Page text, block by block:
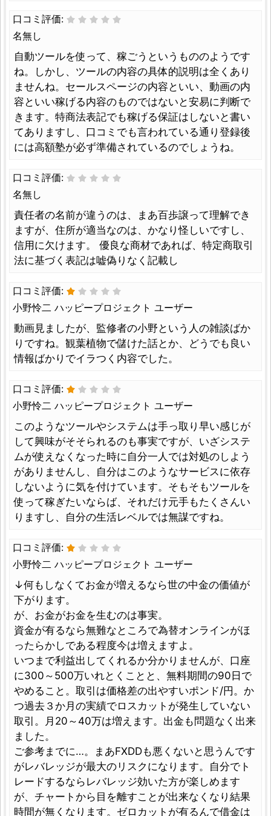
口コミ評価:
名無し
自動ツールを使って、稼ごうというもののようです
ね。しかし、ツールの内容の具体的説明は全くあり
ませんね。セールスページの内容といい、動画の内
容といい稼げる内容のものではないと安易に判断で
きます。特商法表記でも稼げる保証はしないと書い
てありますし、口コミでも言われている通り登録後
には高額塾が必ず準備されているのでしょうね。
口コミ評価:
名無し
責任者の名前が違うのは、まあ百歩譲って理解でき
ますが、住所が適当なのは、かなり怪しいですし、
信用に欠けます。 優良な商材であれば、特定商取引
法に基づく表記は嘘偽りなく記載し
口コミ評価:
小野怜二 ハッピープロジェクト ユーザー
動画見ましたが、監修者の小野という人の雑談ばか
りですね。観葉植物で儲けた話とか、どうでも良い
情報ばかりでイラつく内容でした。
口コミ評価:
小野怜二 ハッピープロジェクト ユーザー
このようなツールやシステムは手っ取り早い感じが
して興味がそそられるのも事実ですが、いざシステ
ムが使えなくなった時に自分一人では対処のしよう
がありませんし、自分はこのようなサービスに依存
しないように気を付けています。そもそもツールを
使って稼ぎたいならば、それだけ元手もたくさんい
りますし、自分の生活レベルでは無謀ですね。
口コミ評価:
小野怜二 ハッピープロジェクト ユーザー
↓何もしなくてお金が増えるなら世の中金の価値が
下がります。
が、お金がお金を生むのは事実。
資金が有るなら無難なところで為替オンラインがほ
ったらかしである程度今は増えますよ。
いつまで利益出してくれるか分かりませんが、口座
に300～500万いれとくことと、無料期間の90日で
やめること。取引は価格差の出やすいポンド/円。か
つ過去３か月の実績でロスカットが発生していない
取引。月20～40万は増えます。出金も問題なく出来
ました。
ご参考までに…。まあFXDDも悪くないと思うんです
がレバレッジが最大のリスクになります。自分でト
レードするならレバレッジ効いた方が楽しめます
が、チャートから目を離すことが出来なくなり結果
時間が無くなります。ゼロカットが有るんで借金は